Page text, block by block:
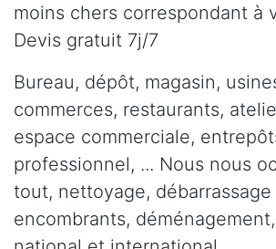
moins chers correspondant à
Devis gratuit 7j/7
Bureau, dépôt, magasin,
commerces, restaurants,
espace commerciale,
professionnel, ... Nous nous
tout, nettoyage, débarrassage
encombrants,